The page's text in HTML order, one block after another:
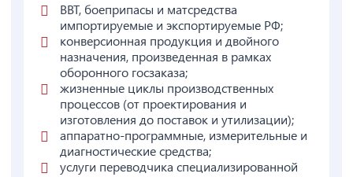
ВВТ, боеприпасы и матсредства
импортируемые и экспортируемые РФ;
конверсионная продукция и двойного
назначения, произведенная в рамках
оборонного госзаказа;
жизненные циклы производственных
процессов (от проектирования и
изготовления до поставок и утилизации);
аппаратно-программные, измерительные и
диагностические средства;
услуги переводчика специализированной